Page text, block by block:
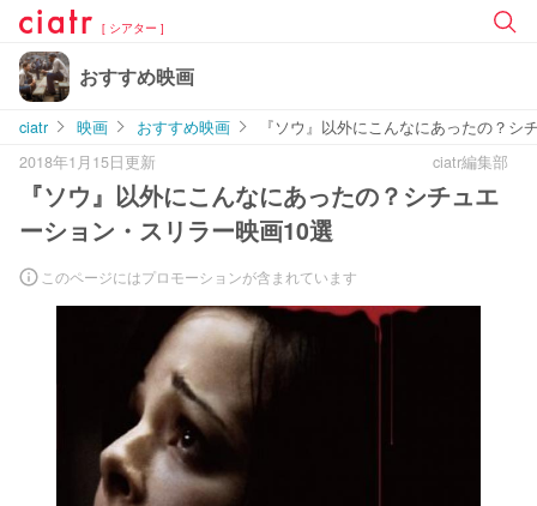
[ シアター ]
おすすめ映画
ciatr 映画 おすすめ映画
『ソウ』以外にこんなにあったの？
2018年1月15日更新
ciatr編集部
『ソウ』以外にこんなにあったの？シチュエ
ーション・スリラー映画10選
このページにはプロモーションが含まれています